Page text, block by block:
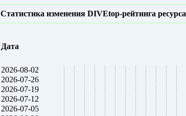
Статистика изменения DIVEtop-рейтинга ресурса
Дата
2026-08-02
2026-07-26
2026-07-19
2026-07-12
2026-07-05